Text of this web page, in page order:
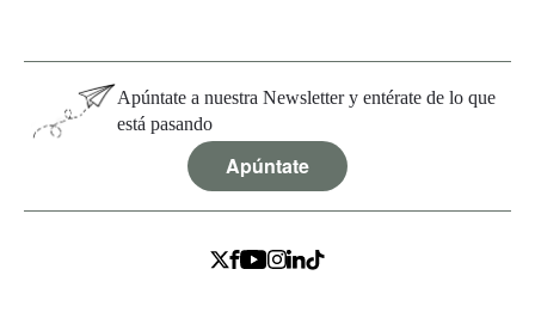
Apúntate a nuestra Newsletter y entérate de lo que
está pasando
Apúntate